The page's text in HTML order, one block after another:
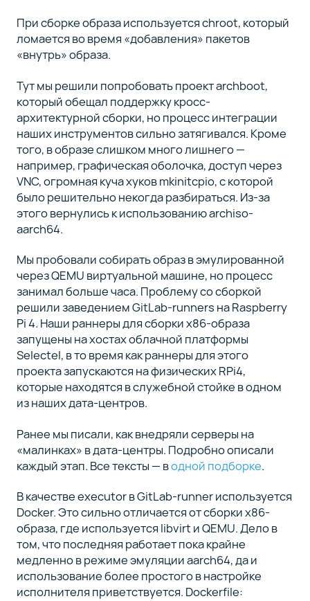
При сборке образа используется chroot, который
ломается во время «добавления» пакетов
«внутрь» образа.
Тут мы решили попробовать проект archboot,
который обещал поддержку кросс-
архитектурной сборки, но процесс интеграции
наших инструментов сильно затягивался. Кроме
того, в образе слишком много лишнего —
например, графическая оболочка, доступ через
VNC, огромная куча хуков mkinitcpio, с которой
было решительно некогда разбираться. Из-за
этого вернулись к использованию archiso-
aarch64.
Мы пробовали собирать образ в эмулированной
через QEMU виртуальной машине, но процесс
занимал больше часа. Проблему со сборкой
решили заведением GitLab-runners на Raspberry
Pi 4. Наши раннеры для сборки x86-образа
запущены на хостах облачной платформы
Selectel, в то время как раннеры для этого
проекта запускаются на физических RPi4,
которые находятся в служебной стойке в одном
из наших дата-центров.
Ранее мы писали, как внедряли серверы на
«малинках» в дата-центры. Подробно описали
каждый этап. Все тексты — водной подборке.
В качестве executor в GitLab-runner используется
Docker. Это сильно отличается от сборки x86-
образа, где используется libvirt и QEMU. Дело в
том, что последняя работает пока крайне
медленно в режиме эмуляции aarch64, да и
использование более простого в настройке
исполнителя приветствуется. Dockerfile: